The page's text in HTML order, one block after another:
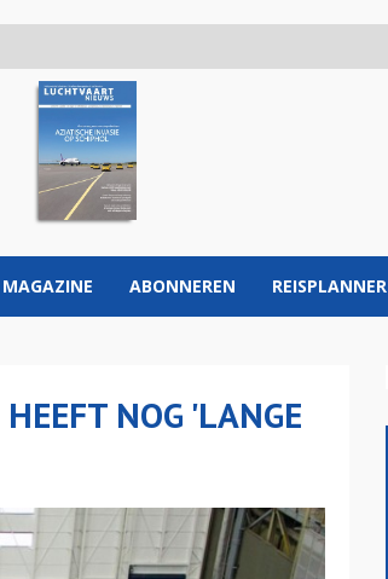
MAGAZINE ABONNEREN REISPLANNER
NOG 'LANGE